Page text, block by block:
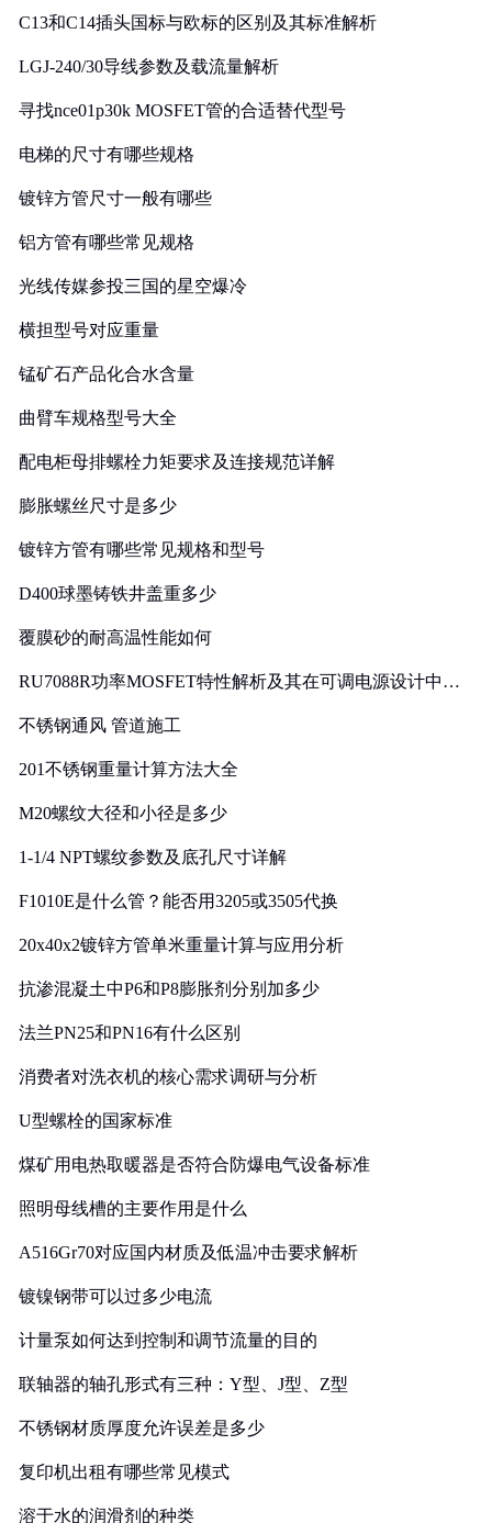
C13和C14插头国标与欧标的区别及其标准解析
LGJ-240/30导线参数及载流量解析
寻找nce01p30k MOSFET管的合适替代型号
电梯的尺寸有哪些规格
镀锌方管尺寸一般有哪些
铝方管有哪些常见规格
光线传媒参投三国的星空爆冷
横担型号对应重量
锰矿石产品化合水含量
曲臂车规格型号大全
配电柜母排螺栓力矩要求及连接规范详解
膨胀螺丝尺寸是多少
镀锌方管有哪些常见规格和型号
D400球墨铸铁井盖重多少
覆膜砂的耐高温性能如何
RU7088R功率MOSFET特性解析及其在可调电源设计中的
不锈钢通风 管道施工
201不锈钢重量计算方法大全
M20螺纹大径和小径是多少
1-1/4 NPT螺纹参数及底孔尺寸详解
F1010E是什么管？能否用3205或3505代换
20x40x2镀锌方管单米重量计算与应用分析
抗渗混凝土中P6和P8膨胀剂分别加多少
法兰PN25和PN16有什么区别
消费者对洗衣机的核心需求调研与分析
U型螺栓的国家标准
煤矿用电热取暖器是否符合防爆电气设备标准
照明母线槽的主要作用是什么
A516Gr70对应国内材质及低温冲击要求解析
镀镍钢带可以过多少电流
计量泵如何达到控制和调节流量的目的
联轴器的轴孔形式有三种：Y型、J型、Z型
不锈钢材质厚度允许误差是多少
复印机出租有哪些常见模式
溶于水的润滑剂的种类